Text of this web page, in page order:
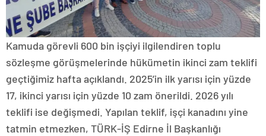
Kamuda görevli 600 bin işçiyi ilgilendiren toplu
sözleşme görüşmelerinde hükümetin ikinci zam teklifi
geçtiğimiz hafta açıklandı. 2025’in ilk yarısı için yüzde
17, ikinci yarısı için yüzde 10 zam önerildi. 2026 yılı
teklifi ise değişmedi. Yapılan teklif, işçi kanadını yine
tatmin etmezken, TÜRK-İŞ Edirne İl Başkanlığı